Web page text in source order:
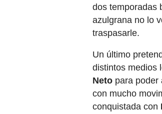
dos temporadas
azulgrana no lo
traspasarle.
Un último
distintos medios
Neto para poder
con mucho
conquistada con